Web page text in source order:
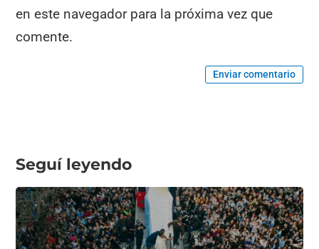
en este navegador para la próxima vez que
comente.
Enviar comentario
Seguí leyendo